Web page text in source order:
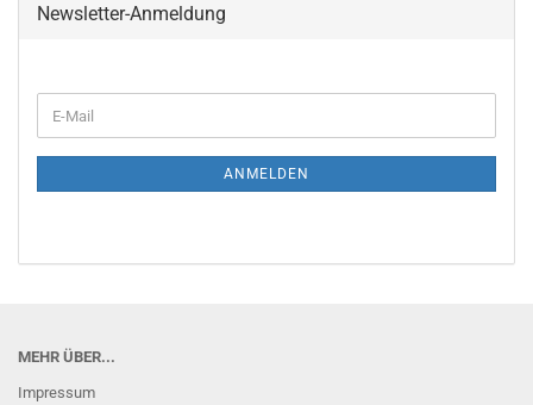
Newsletter-Anmeldung
E-
Mail
ANMELDEN
MEHR ÜBER...
Impressum